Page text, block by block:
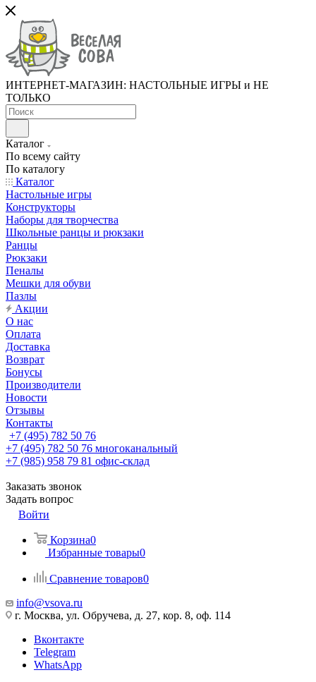
ИНТЕРНЕТ-МАГАЗИН: НАСТОЛЬНЫЕ ИГРЫ и НЕ
ТОЛЬКО
Каталог
По всему сайту
По каталогу
Каталог
Настольные игры
Конструкторы
Наборы для творчества
Школьные ранцы и рюкзаки
Ранцы
Рюкзаки
Пеналы
Мешки для обуви
Пазлы
Акции
О нас
Оплата
Доставка
Возврат
Бонусы
Производители
Новости
Отзывы
Контакты
+7 (495) 782 50 76
+7 (495) 782 50 76 многоканальный
+7 (985) 958 79 81 офис-склад
Заказать звонок
Задать вопрос
Войти
Корзина0
Избранные товары0
Сравнение товаров0
info@vsova.ru
г. Москва, ул. Обручева, д. 27, кор. 8, оф. 114
Вконтакте
Telegram
WhatsApp